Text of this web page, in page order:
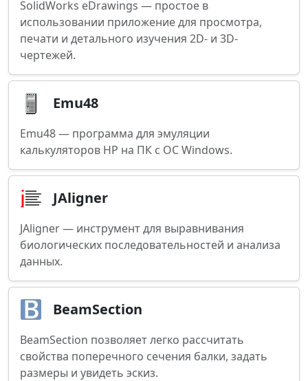
SolidWorks eDrawings — простое в
использовании приложение для просмотра,
печати и детального изучения 2D- и 3D-
чертежей.
Emu48
Emu48 — программа для эмуляции
калькуляторов HP на ПК с ОС Windows.
JAligner
JAligner — инструмент для выравнивания
биологических последовательностей и анализа
данных.
BeamSection
BeamSection позволяет легко рассчитать
свойства поперечного сечения балки, задать
размеры и увидеть эскиз.